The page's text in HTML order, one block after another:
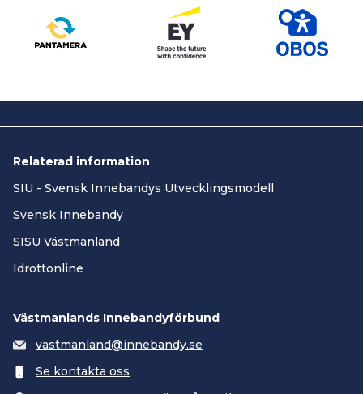
Relaterad information
SIU - Svensk Innebandys Utvecklingsmodell
Svensk Innebandy
SISU Västmanland
Idrottonline
Västmanlands Innebandyförbund
vastmanland@innebandy.se
Se kontakta oss